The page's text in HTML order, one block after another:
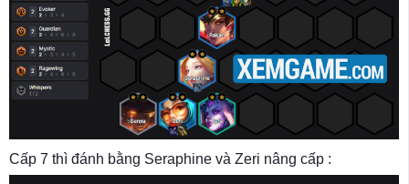
Cấp 7 thì đánh bằng Seraphine và Zeri nâng cấp :